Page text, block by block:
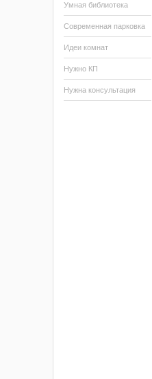
Умная библиотека
Современная парковка
Идеи комнат
Нужно КП
Нужна консультация